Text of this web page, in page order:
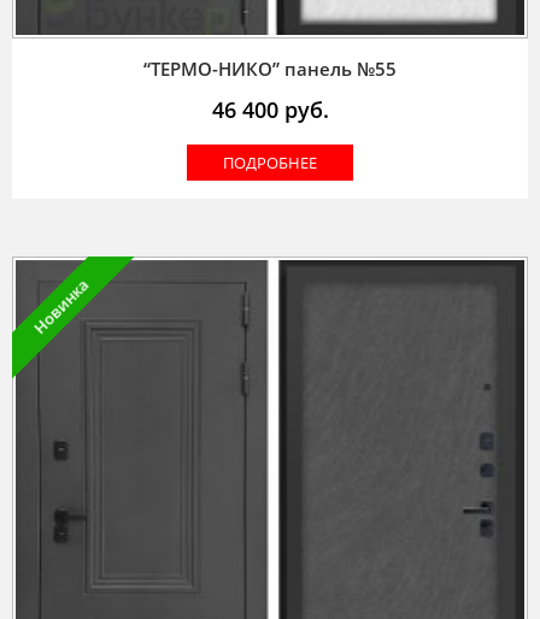
“ТЕРМО-НИКО” панель №55
46 400руб.
ПОДРОБНЕЕ
Новинка